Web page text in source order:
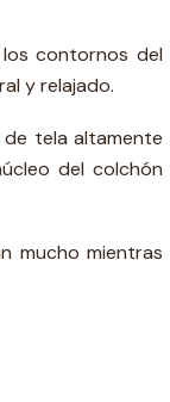
contornos del
y relajado.
tela altamente
del colchón
mucho mientras